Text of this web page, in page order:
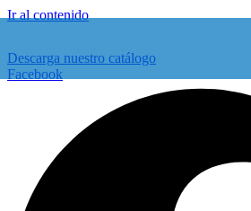
Ir al contenido
Descarga nuestro catálogo
Facebook